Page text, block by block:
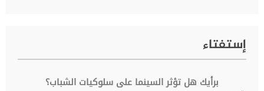
إستفتاء
برأيك هل تؤثر السينما على سلوكيات الشباب؟